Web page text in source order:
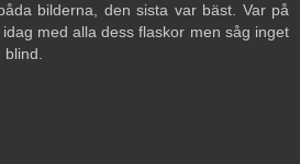
bilderna, den sista var bäst. Var på
med alla dess flaskor men såg inget